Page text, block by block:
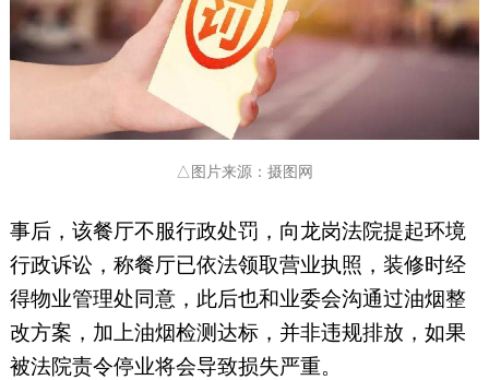
△图片来源：摄图网
事后，该餐厅不服行政处罚，向龙岗法院提起环境
行政诉讼，称餐厅已依法领取营业执照，装修时经
得物业管理处同意，此后也和业委会沟通过油烟整
改方案，加上油烟检测达标，并非违规排放，如果
被法院责令停业将会导致损失严重。